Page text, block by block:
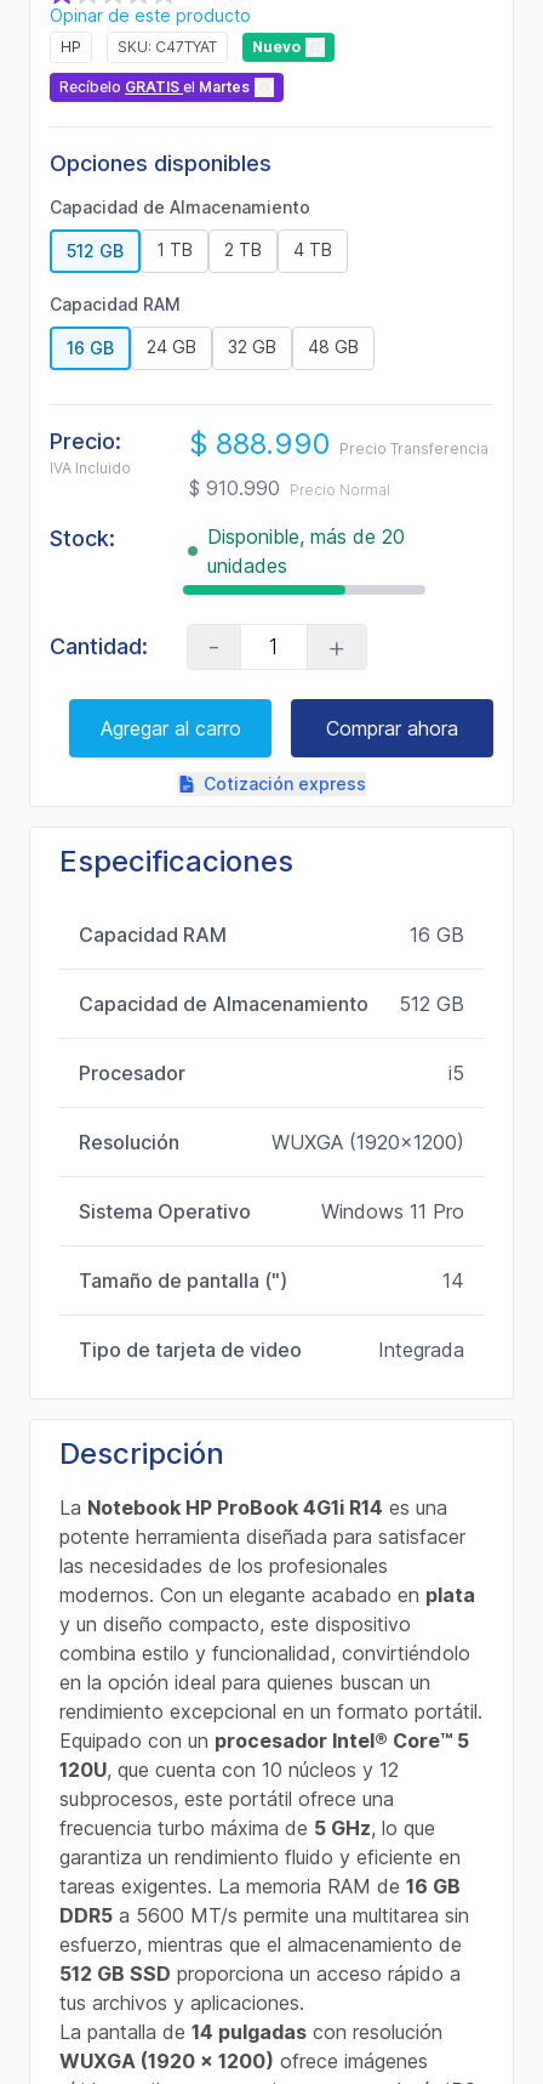
de
5
estrellas,
valor
medio
Read
a
Review.
Enlace
en
misma
página.
Opinar de este producto
HP SKU: C47TYAT Nuevo
Recíbelo GRATIS el Martes
Opciones disponibles
Capacidad de Almacenamiento
512 GB 1 TB 2 TB 4 TB
Capacidad RAM
16 GB 24 GB 32 GB 48 GB
Precio:
IVA Incluido
$ 888.990 Precio Transferencia
$ 910.990 Precio Normal
Stock:
Disponible, más de 20
unidades
Cantidad: - +
Agregar al carro Comprar ahora
Cotización express
Especificaciones
Capacidad RAM 16 GB
Capacidad de Almacenamiento 512 GB
Procesador i5
Resolución WUXGA (1920x1200)
Sistema Operativo Windows 11 Pro
Tamaño de pantalla (") 14
Tipo de tarjeta de video Integrada
Descripción
La Notebook HP ProBook 4G1i R14 es una
potente herramienta diseñada para satisfacer
las necesidades de los profesionales
modernos. Con un elegante acabado en plata
y un diseño compacto, este dispositivo
combina estilo y funcionalidad, convirtiéndolo
en la opción ideal para quienes buscan un
rendimiento excepcional en un formato portátil.
Equipado con un procesador Intel® Core™ 5
120U, que cuenta con 10 núcleos y 12
subprocesos, este portátil ofrece una
frecuencia turbo máxima de 5 GHz, lo que
garantiza un rendimiento fluido y eficiente en
tareas exigentes. La memoria RAM de 16 GB
DDR5 a 5600 MT/s permite una multitarea sin
esfuerzo, mientras que el almacenamiento de
512 GB SSD proporciona un acceso rápido a
tus archivos y aplicaciones.
La pantalla de 14 pulgadas con resolución
WUXGA (1920 x 1200) ofrece imágenes